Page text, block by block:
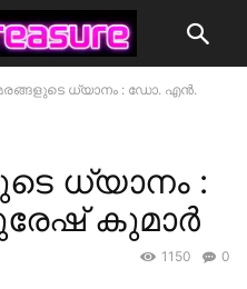
ധ്യാനം : ഡോ. എൻ.
ധ്യാനം :
കുമാർ
0
1150